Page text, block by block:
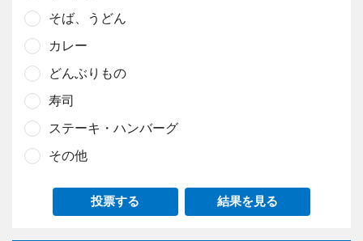
そば、うどん
カレー
どんぶりもの
寿司
ステーキ・ハンバーグ
その他
投票する 結果を見る